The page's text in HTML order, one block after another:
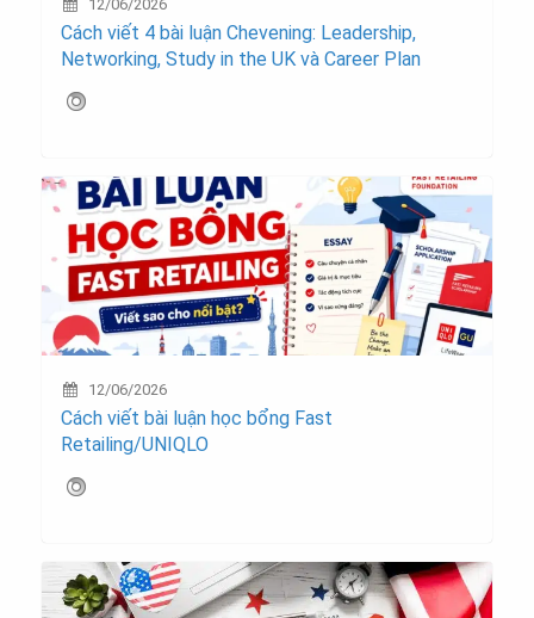
12/06/2026
Cách viết 4 bài luận Chevening: Leadership,
Networking, Study in the UK và Career Plan
12/06/2026
Cách viết bài luận học bổng Fast
Retailing/UNIQLO